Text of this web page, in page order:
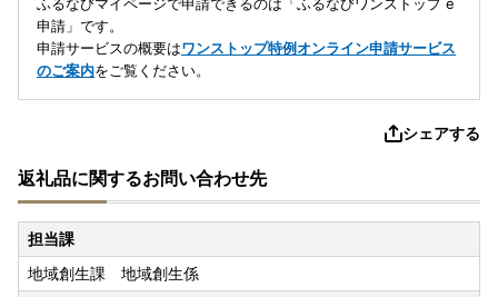
ふるなびマイページで申請できるのは「ふるなびワンストップ e
申請」です。
申請サービスの概要はワンストップ特例オンライン申請サービス
のご案内をご覧ください。
シェアする
返礼品に関するお問い合わせ先
担当課
地域創生課 地域創生係